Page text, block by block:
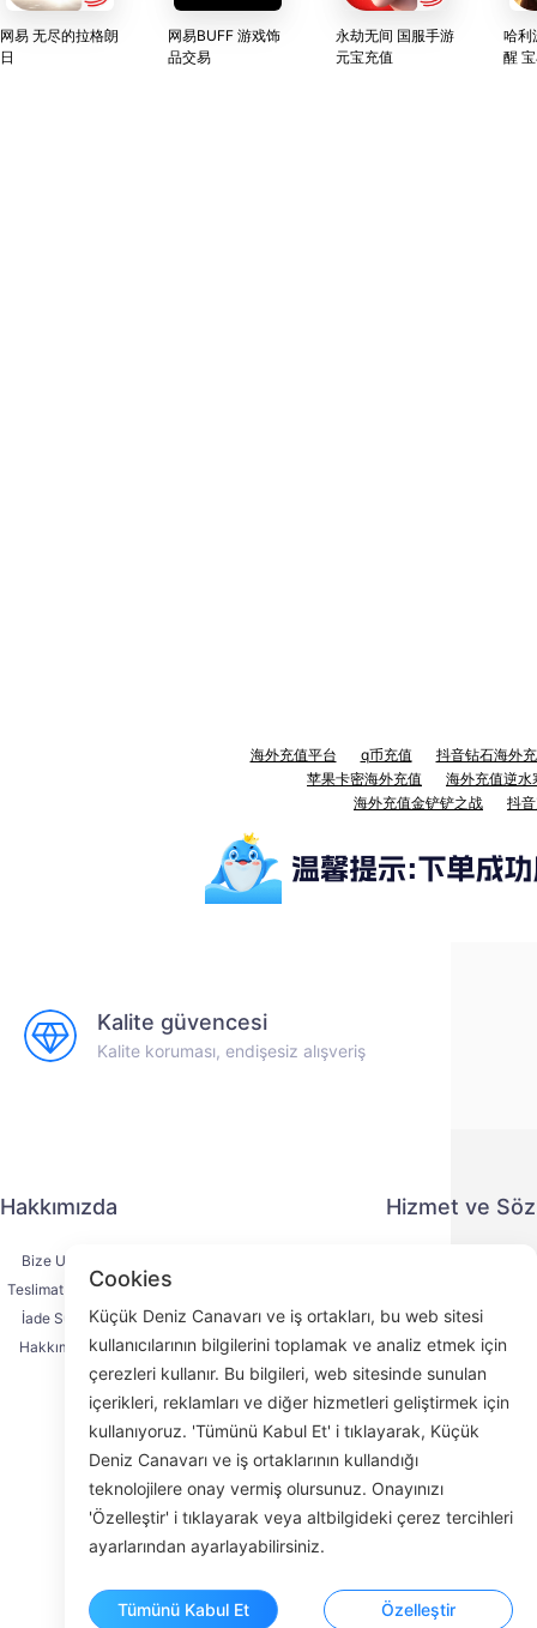
网易 无尽的拉格朗
日
网易BUFF 游戏饰
品交易
永劫无间 国服手游
元宝充值
哈利
醒
海外充值平台 q币充值
抖音钻石海外
苹果卡密海外充值
海外充值逆水
海外充值金铲铲之战
抖
Kalite güvencesi
Kalite koruması, endişesiz alışveriş
Hakkımızda
Bize Ulaşın
Teslimat Süreci
İade Süreci
Hakkımızda
Hizmet ve
Hizmet
KYC
ROOM
Cookies
Küçük Deniz Canavarı ve iş ortakları, bu web sitesi
kullanıcılarının bilgilerini toplamak ve analiz etmek için
çerezleri kullanır. Bu bilgileri, web sitesinde sunulan
içerikleri, reklamları ve diğer hizmetleri geliştirmek için
kullanıyoruz. 'Tümünü Kabul Et' i tıklayarak, Küçük
Deniz Canavarı ve iş ortaklarının kullandığı
teknolojilere onay vermiş olursunuz. Onayınızı
'Özelleştir' i tıklayarak veya altbilgideki çerez tercihleri
ayarlarından ayarlayabilirsiniz.
Tümünü Kabul Et Özelleştir